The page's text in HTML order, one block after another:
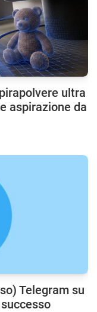
ultra
aspirazione da
Telegram su